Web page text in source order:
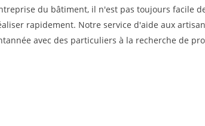
du bâtiment, il n'est pas toujours facile
rapidement. Notre service d'aide aux
avec des particuliers à la recherche de